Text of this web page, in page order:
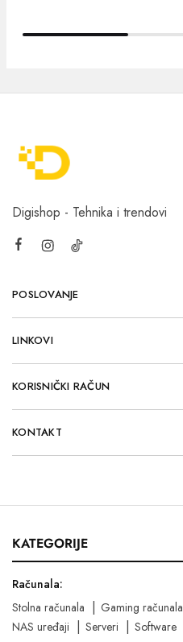
Digishop - Tehnika i trendovi
POSLOVANJE
LINKOVI
KORISNIČKI RAČUN
KONTAKT
KATEGORIJE
Računala:
Stolna računala
Gaming računala
NAS uređaji
Serveri
Software